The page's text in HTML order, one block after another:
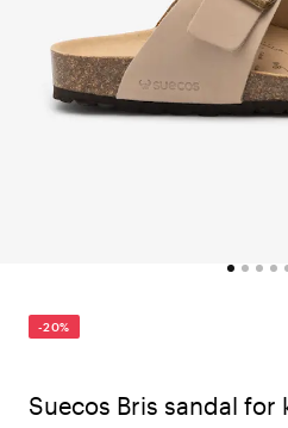
-20%
Suecos Bris sandal for